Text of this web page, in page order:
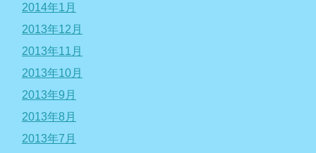
2014年1月
2013年12月
2013年11月
2013年10月
2013年9月
2013年8月
2013年7月